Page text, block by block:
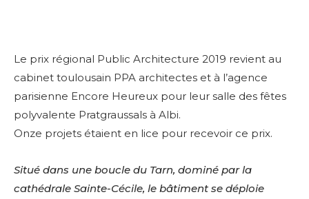
Le prix régional Public Architecture 2019 revient au
cabinet toulousain PPA architectes et à l’agence
parisienne Encore Heureux pour leur salle des fêtes
polyvalente Pratgraussals à Albi.
Onze projets étaient en lice pour recevoir ce prix.
Situé dans une boucle du Tarn, dominé par la
cathédrale Sainte-Cécile, le bâtiment se déploie